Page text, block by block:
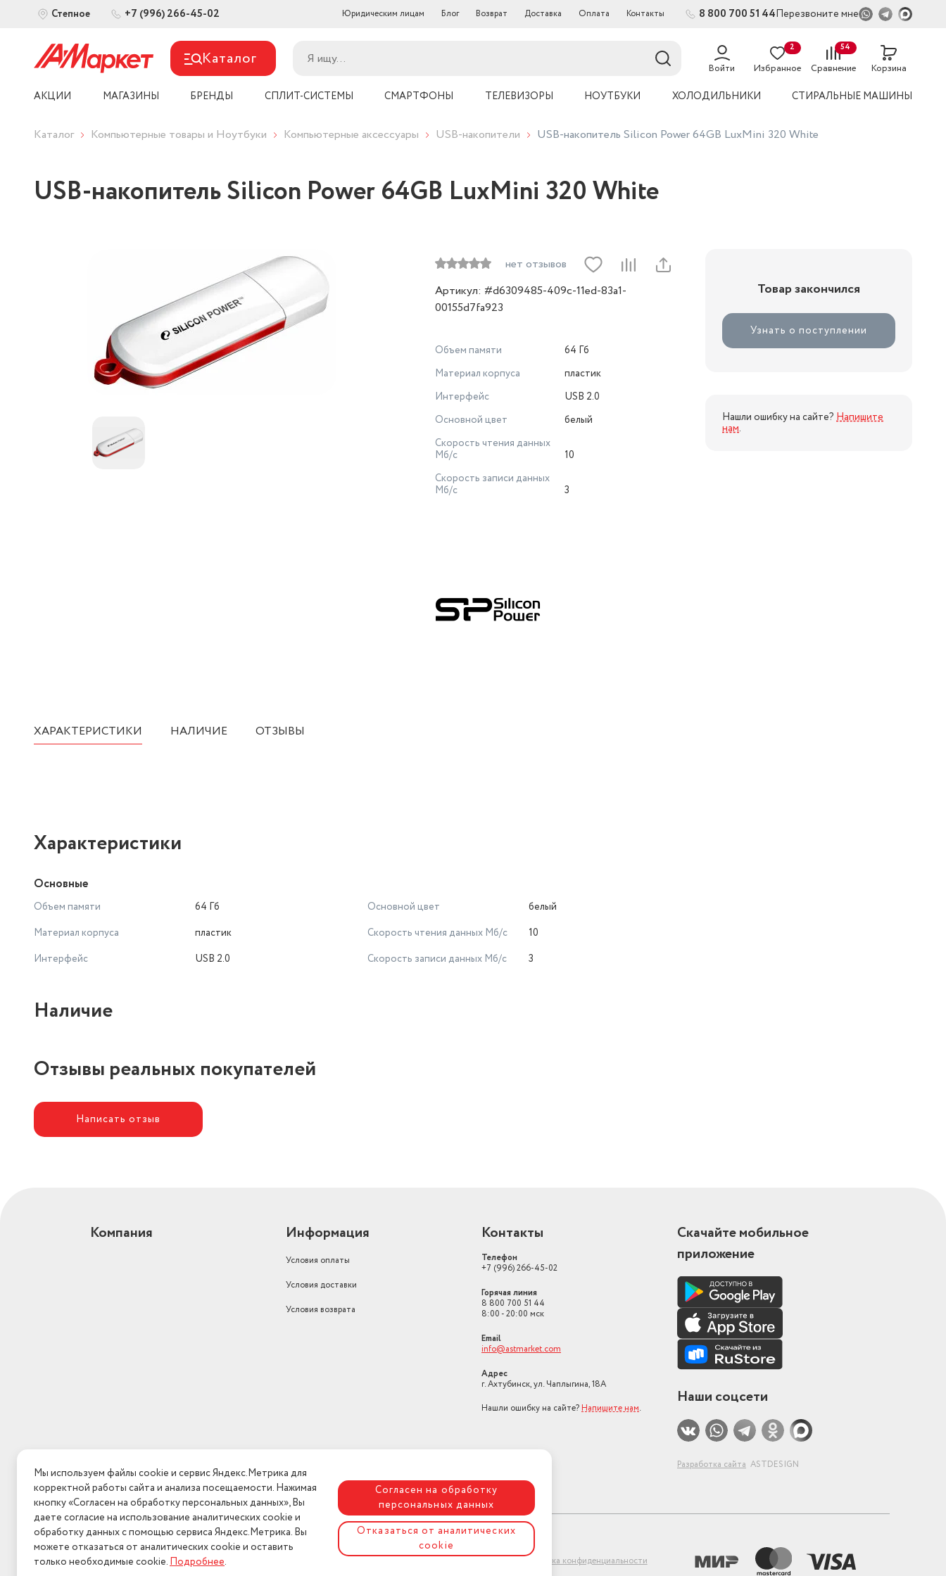
Степное +7 (996) 266-45-02 Юридическим лицам Блог Возврат Доставка Оплата Контакты 8 800 700 51 44Перезвоните мне
Каталог Войти Избранное
2
Сравнение
54
Корзина
АКЦИИ МАГАЗИНЫ БРЕНДЫ СПЛИТ-СИСТЕМЫ СМАРТФОНЫ ТЕЛЕВИЗОРЫ НОУТБУКИ ХОЛОДИЛЬНИКИ СТИРАЛЬНЫЕ МАШИНЫ
Каталог Компьютерные товары и Ноутбуки Компьютерные аксессуары USB-накопители USB-накопитель Silicon Power 64GB LuxMini 320 White
USB-накопитель Silicon Power 64GB LuxMini 320 White
нет отзывов
Артикул: #d6309485-409c-11ed-83a1-
00155d7fa923
Объем памяти
64 Гб
Материал корпуса
пластик
Интерфейс
USB 2.0
Основной цвет
белый
Скорость чтения данных
Мб/с
10
Скорость записи данных
Мб/с
3
Товар закончился
Узнать о поступлении
Нашли ошибку на сайте? Напишите
нам.
ХАРАКТЕРИСТИКИ НАЛИЧИЕ ОТЗЫВЫ
Характеристики
Основные
Объем памяти
64 Гб
Материал корпуса
пластик
Интерфейс
USB 2.0
Основной цвет
белый
Скорость чтения данных Мб/с
10
Скорость записи данных Мб/с
3
Наличие
Отзывы реальных покупателей
Написать отзыв
Компания Информация
Условия оплаты
Условия доставки
Условия возврата
Контакты
Телефон
+7 (996) 266-45-02
Горячая линия
8 800 700 51 44
8:00 - 20:00 мск
Email
info@astmarket.com
Адрес
г. Ахтубинск, ул. Чаплыгина, 18А
Нашли ошибку на сайте? Напишите нам.
Скачайте мобильное
приложение
Наши соцсети
Разработка сайта ASTDESIGN
Политика конфиденциальности
Мы используем файлы cookie и сервис Яндекс.Метрика для
корректной работы сайта и анализа посещаемости. Нажимая
кнопку «Согласен на обработку персональных данных», Вы
даете согласие на использование аналитических cookie и
обработку данных с помощью сервиса Яндекс.Метрика. Вы
можете отказаться от аналитических cookie и оставить
только необходимые cookie.Подробнее.
Согласен на обработку
персональных данных
Отказаться от аналитических
cookie